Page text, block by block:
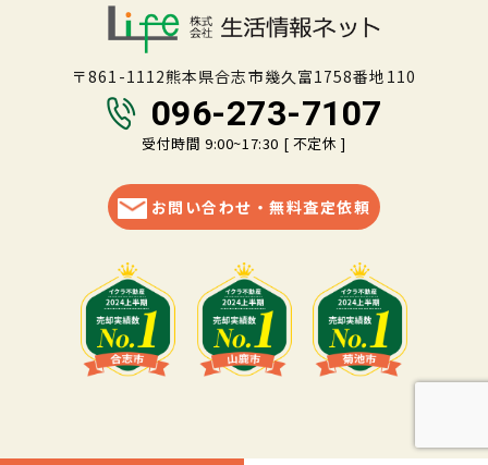
〒861-1112熊本県合志市幾久富1758番地110
096-273-7107
受付時間 9:00~17:30 [ 不定休 ]
お問い合わせ・無料査定依頼